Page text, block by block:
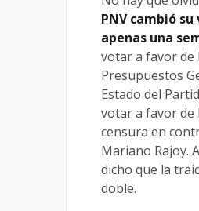
PNV cambió
apenas una
votar a favor de
Presupuestos
Estado del
votar a favor de
censura en
Mariano Rajoy.
dicho que la
doble.